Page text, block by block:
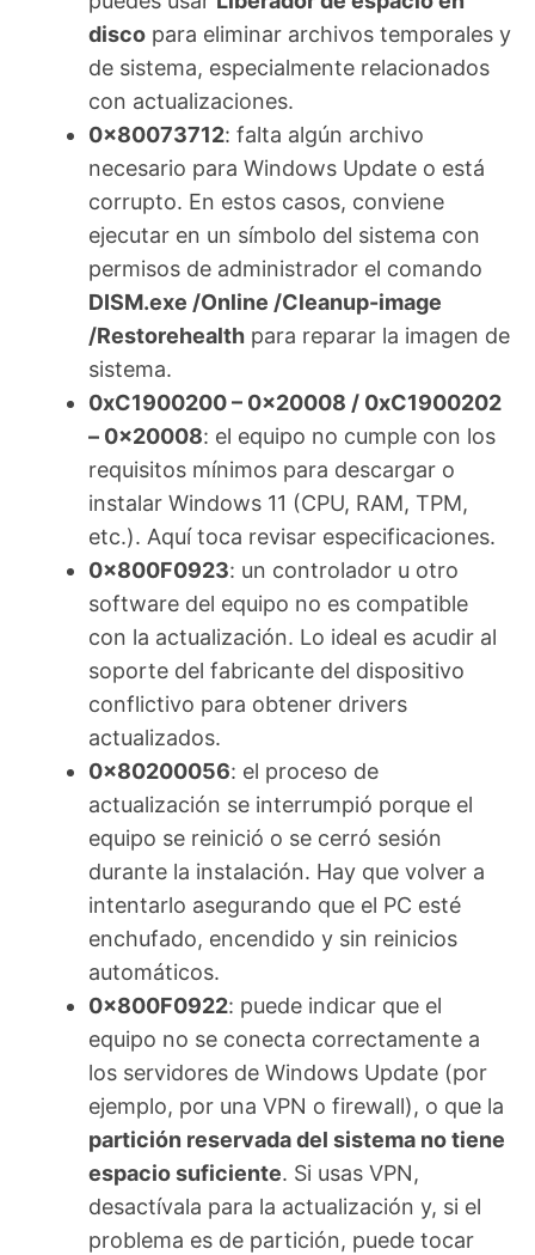
disco para eliminar archivos temporales y
de sistema, especialmente relacionados
con actualizaciones.
0x80073712: falta algún archivo
necesario para Windows Update o está
corrupto. En estos casos, conviene
ejecutar en un símbolo del sistema con
permisos de administrador el comando
DISM.exe /Online /Cleanup-image
/Restorehealth para reparar la imagen de
sistema.
0xC1900200 – 0x20008 / 0xC1900202
– 0x20008: el equipo no cumple con los
requisitos mínimos para descargar o
instalar Windows 11 (CPU, RAM, TPM,
etc.). Aquí toca revisar especificaciones.
0x800F0923: un controlador u otro
software del equipo no es compatible
con la actualización. Lo ideal es acudir al
soporte del fabricante del dispositivo
conflictivo para obtener drivers
actualizados.
0x80200056: el proceso de
actualización se interrumpió porque el
equipo se reinició o se cerró sesión
durante la instalación. Hay que volver a
intentarlo asegurando que el PC esté
enchufado, encendido y sin reinicios
automáticos.
0x800F0922: puede indicar que el
equipo no se conecta correctamente a
los servidores de Windows Update (por
ejemplo, por una VPN o firewall), o que la
partición reservada del sistema no tiene
espacio suficiente. Si usas VPN,
desactívala para la actualización y, si el
problema es de partición, puede tocar